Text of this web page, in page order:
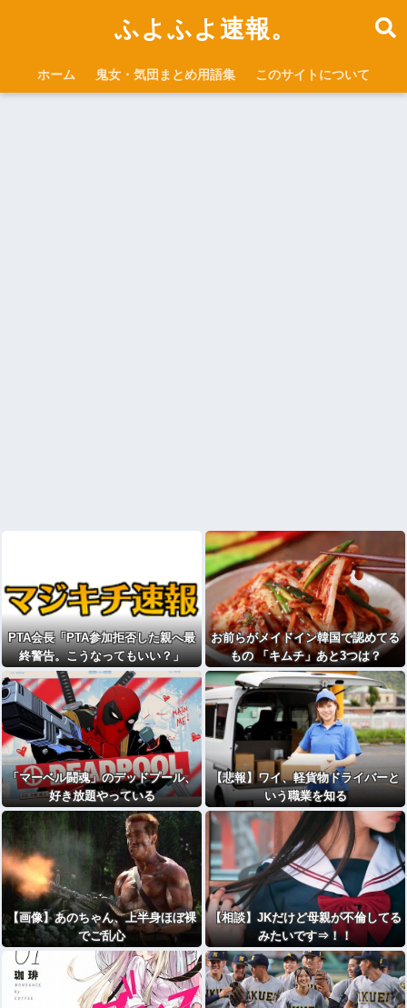
ふよふよ速報。
ホーム 鬼女・気団まとめ用語集 このサイトについて
PTA会長「PTA参加拒否した親へ最
終警告。こうなってもいい？」
お前らがメイドイン韓国で認めてる
もの 「キムチ」あと3つは？
「マーベル闘魂」のデッドプール、
好き放題やっている
【悲報】ワイ、軽貨物ドライバーと
いう職業を知る
【画像】あのちゃん、上半身ほぼ裸
でご乱心
【相談】JKだけど母親が不倫してる
みたいです⇒！！